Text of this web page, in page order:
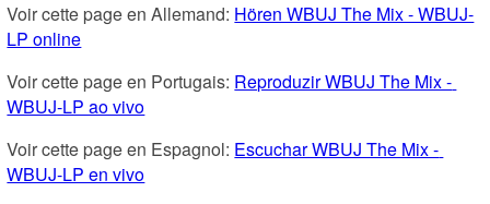
Voir cette page en Allemand: Hören WBUJ The Mix - WBUJ-
LP online
Voir cette page en Portugais: Reproduzir WBUJ The Mix -
WBUJ-LP ao vivo
Voir cette page en Espagnol: Escuchar WBUJ The Mix -
WBUJ-LP en vivo